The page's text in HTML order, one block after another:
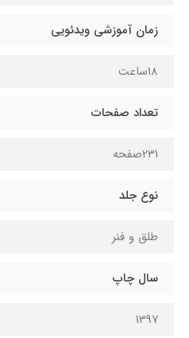
زمان آموزشي ويدئويي
18ساعت
تعداد صفحات
231صفحه
نوع جلد
طلق و فنر
سال چاپ
1397